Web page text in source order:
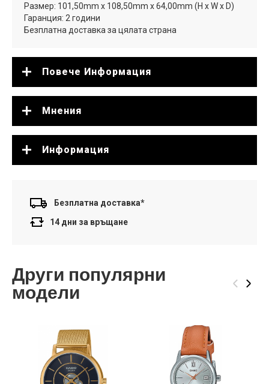
Размер: 101,50mm x 108,50mm x 64,00mm (H x W x D)
Гаранция: 2 години
Безплатна доставка за цялата страна
Повече Информация
Мнения
Информация
Безплатна доставка*
14 дни за връщане
Други популярни
модели ‹ ›